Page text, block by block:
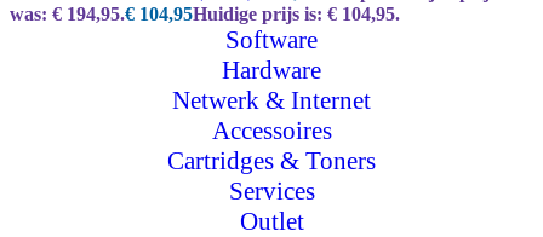
was: € 194,95.€ 104,95Huidige prijs is: € 104,95.
Software
Hardware
Netwerk & Internet
Accessoires
Cartridges & Toners
Services
Outlet